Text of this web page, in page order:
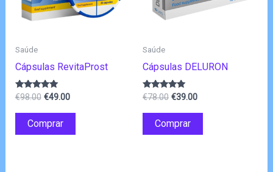
Saúde
Cápsulas RevitaProst
Avaliação
de 5
€98.00 O
original
era:
€49.00O
Comprar
Saúde
Cápsulas DELURON
Avaliação
de 5
€78.00 O
original
era:
€39.00O
Comprar